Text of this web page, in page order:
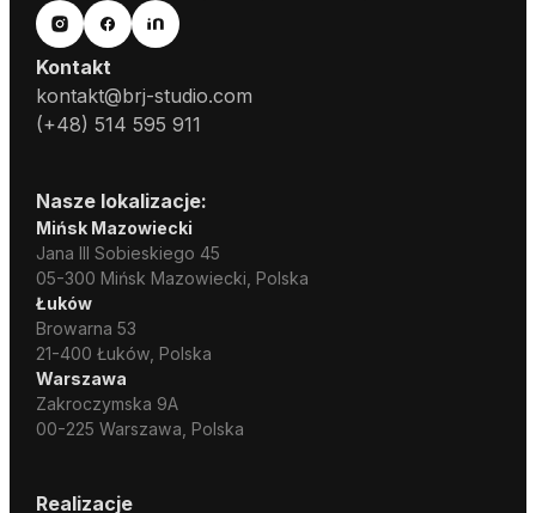
Kontakt
kontakt@brj-studio.com
(+48) 514 595 911
Nasze lokalizacje:
Mińsk Mazowiecki
Jana III Sobieskiego 45
05-300 Mińsk Mazowiecki, Polska
Łuków
Browarna 53
21-400 Łuków, Polska
Warszawa
Zakroczymska 9A
00-225 Warszawa, Polska
Realizacje